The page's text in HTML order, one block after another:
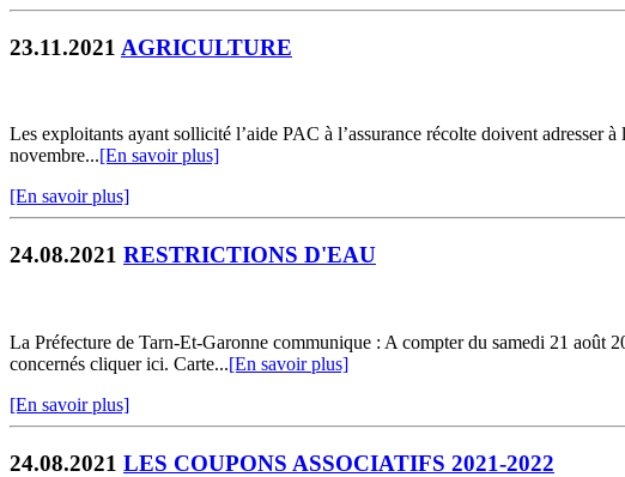
23.11.2021 AGRICULTURE
Les exploitants ayant sollicité l’aide PAC à l’assurance récolte doivent adresser
novembre...[En savoir plus]
[En savoir plus]
24.08.2021 RESTRICTIONS D'EAU
La Préfecture de Tarn-Et-Garonne communique : A compter du samedi 21 août
concernés cliquer ici. Carte...[En savoir plus]
[En savoir plus]
24.08.2021 LES COUPONS ASSOCIATIFS 2021-2022